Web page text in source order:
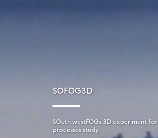
SOFOG3D
SOuth westFOGs 3D experiment for
processes study